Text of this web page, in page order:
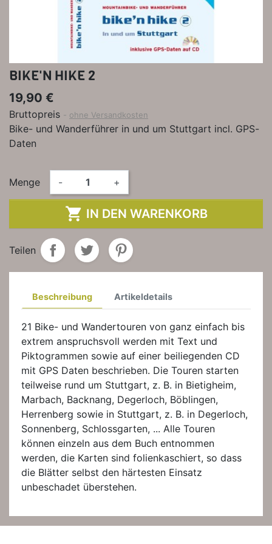
BIKE'N HIKE 2
19,90 €
Bruttopreis ohne Versandkosten
Bike- und Wanderführer in und um Stuttgart incl. GPS-
Daten
Menge - +
 IN DEN WARENKORB
Teilen
Beschreibung Artikeldetails
21 Bike- und Wandertouren von ganz einfach bis
extrem anspruchsvoll werden mit Text und
Piktogrammen sowie auf einer beiliegenden CD
mit GPS Daten beschrieben. Die Touren starten
teilweise rund um Stuttgart, z. B. in Bietigheim,
Marbach, Backnang, Degerloch, Böblingen,
Herrenberg sowie in Stuttgart, z. B. in Degerloch,
Sonnenberg, Schlossgarten, ... Alle Touren
können einzeln aus dem Buch entnommen
werden, die Karten sind folienkaschiert, so dass
die Blätter selbst den härtesten Einsatz
unbeschadet überstehen.